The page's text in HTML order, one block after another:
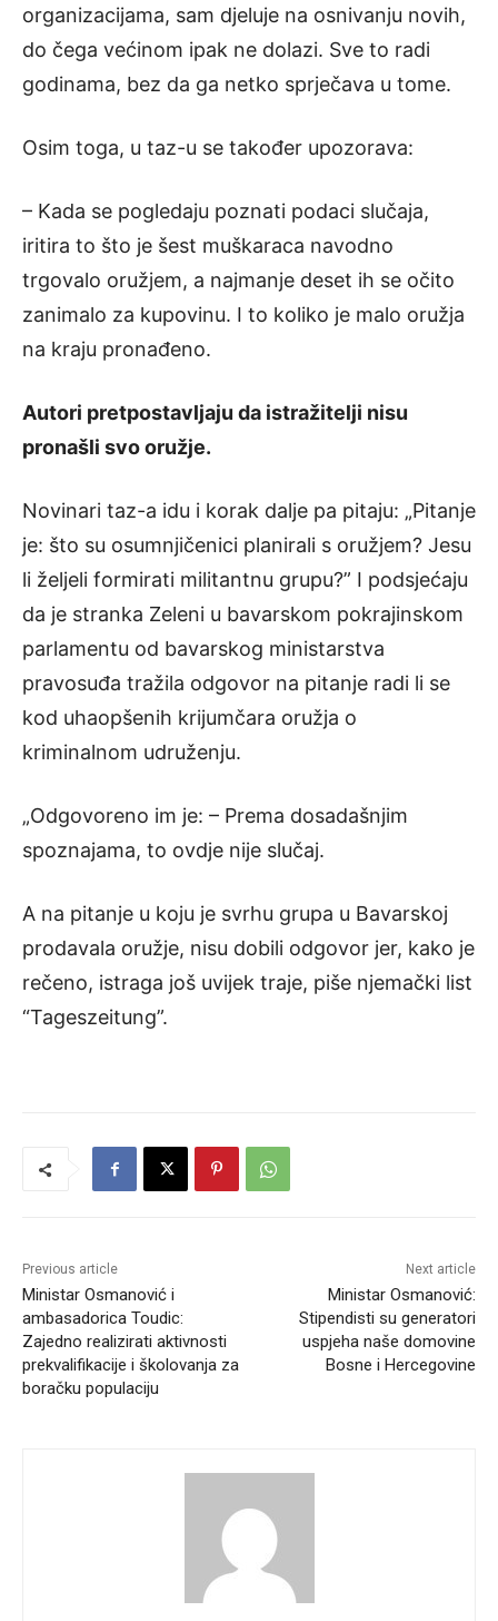
organizacijama, sam djeluje na osnivanju novih,
do čega većinom ipak ne dolazi. Sve to radi
godinama, bez da ga netko sprječava u tome.
Osim toga, u taz-u se također upozorava:
– Kada se pogledaju poznati podaci slučaja,
iritira to što je šest muškaraca navodno
trgovalo oružjem, a najmanje deset ih se očito
zanimalo za kupovinu. I to koliko je malo oružja
na kraju pronađeno.
Autori pretpostavljaju da istražitelji nisu
pronašli svo oružje.
Novinari taz-a idu i korak dalje pa pitaju: „Pitanje
je: što su osumnjičenici planirali s oružjem? Jesu
li željeli formirati militantnu grupu?” I podsjećaju
da je stranka Zeleni u bavarskom pokrajinskom
parlamentu od bavarskog ministarstva
pravosuđa tražila odgovor na pitanje radi li se
kod uhaopšenih krijumčara oružja o
kriminalnom udruženju.
„Odgovoreno im je: – Prema dosadašnjim
spoznajama, to ovdje nije slučaj.
A na pitanje u koju je svrhu grupa u Bavarskoj
prodavala oružje, nisu dobili odgovor jer, kako je
rečeno, istraga još uvijek traje, piše njemački list
“Tageszeitung”.
Previous article
Ministar Osmanović i
ambasadorica Toudic:
Zajedno realizirati aktivnosti
prekvalifikacije i školovanja za
boračku populaciju
Next article
Ministar Osmanović:
Stipendisti su generatori
uspjeha naše domovine
Bosne i Hercegovine